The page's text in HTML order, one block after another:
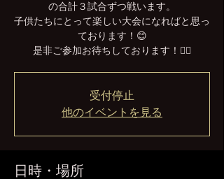
の合計３試合ずつ戦います。
子供たちにとって楽しい大会になればと思っ
ております！😊
是非ご参加お待ちしております！👍🏻
受付停止
他のイベントを見る
日時・場所